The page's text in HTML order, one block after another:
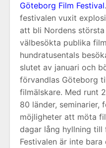
Göteborg Film Festival
festivalen vuxit
att bli Nordens
välbesökta publika
hundratusentals
slutet av januari och
förvandlas Göteborg
filmälskare. Med runt
80 länder, seminarier,
möjligheter att möta
dagar lång hyllning till
Festivalen är inte